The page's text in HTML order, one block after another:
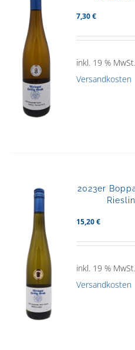
7,30€
inkl. 19 % MwSt.
Versandkosten
2023er
15,20€
inkl. 19 % MwSt.
Versandkosten